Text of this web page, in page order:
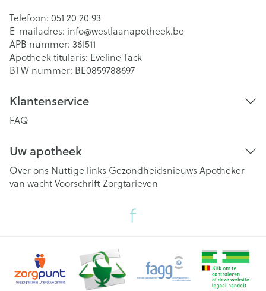
Telefoon: 051 20 20 93
E-mailadres: info@westlaanapotheek.be
APB nummer: 361511
Apotheek titularis: Eveline Tack
BTW nummer: BE0859788697
Klantenservice
FAQ
Uw apotheek
Over ons Nuttige links Gezondheidsnieuws Apotheker
van wachtVoorschriftZorgtarieven